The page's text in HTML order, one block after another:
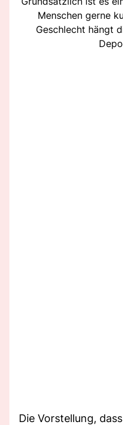
Menschen gerne
Geschlecht hängt
Die Vorstellung,